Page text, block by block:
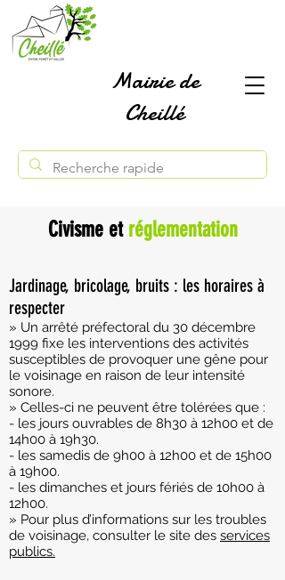
Mairie de
Cheillé
Civisme et réglementation
Jardinage, bricolage, bruits : les horaires à
respecter
» Un arrêté préfectoral du 30 décembre
1999 fixe les interventions des activités
susceptibles de provoquer une gêne pour
le voisinage en raison de leur intensité
sonore.
» Celles-ci ne peuvent être tolérées que :
- les jours ouvrables de 8h30 à 12h00 et de
14h00 à 19h30.
- les samedis de 9h00 à 12h00 et de 15h00
à 19h00.
- les dimanches et jours fériés de 10h00 à
12h00.
» Pour plus d’informations sur les troubles
de voisinage, consulter le site des services
publics.